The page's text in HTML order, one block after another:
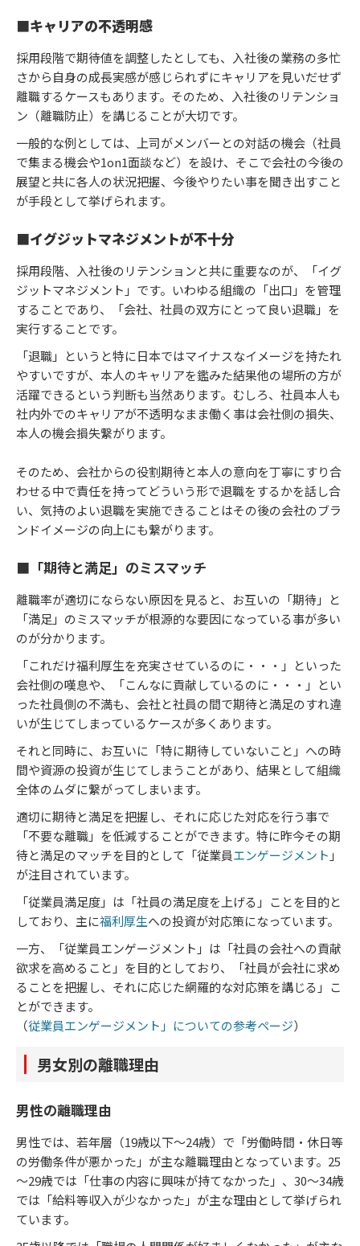
■キャリアの不透明感
採用段階で期待値を調整したとしても、入社後の業務の多忙
さから自身の成長実感が感じられずにキャリアを見いだせず
離職するケースもあります。そのため、入社後のリテンショ
ン（離職防止）を講じることが大切です。
一般的な例としては、上司がメンバーとの対話の機会（社員
で集まる機会や1on1面談など）を設け、そこで会社の今後の
展望と共に各人の状況把握、今後やりたい事を聞き出すこと
が手段として挙げられます。
■イグジットマネジメントが不十分
採用段階、入社後のリテンションと共に重要なのが、「イグ
ジットマネジメント」です。いわゆる組織の「出口」を管理
することであり、「会社、社員の双方にとって良い退職」を
実行することです。
「退職」というと特に日本ではマイナスなイメージを持たれ
やすいですが、本人のキャリアを鑑みた結果他の場所の方が
活躍できるという判断も当然あります。むしろ、社員本人も
社内外でのキャリアが不透明なまま働く事は会社側の損失、
本人の機会損失繋がります。
そのため、会社からの役割期待と本人の意向を丁寧にすり合
わせる中で責任を持ってどういう形で退職をするかを話し合
い、気持のよい退職を実施できることはその後の会社のブラ
ンドイメージの向上にも繋がります。
■「期待と満足」のミスマッチ
離職率が適切にならない原因を見ると、お互いの「期待」と
「満足」のミスマッチが根源的な要因になっている事が多い
のが分かります。
「これだけ福利厚生を充実させているのに・・・」といった
会社側の嘆息や、「こんなに貢献しているのに・・・」とい
った社員側の不満も、会社と社員の間で期待と満足のすれ違
いが生じてしまっているケースが多くあります。
それと同時に、お互いに「特に期待していないこと」への時
間や資源の投資が生じてしまうことがあり、結果として組織
全体のムダに繋がってしまいます。
適切に期待と満足を把握し、それに応じた対応を行う事で
「不要な離職」を低減することができます。特に昨今その期
待と満足のマッチを目的として「従業員エンゲージメント 」
が注目されています。
「従業員満足度」は「社員の満足度を上げる」ことを目的と
しており、主に福利厚生への投資が対応策になっています。
一方、「従業員エンゲージメント」は「社員の会社への貢献
欲求を高めること」を目的としており、「社員が会社に求め
ることを把握し、それに応じた網羅的な対応策を講じる」こ
とができます。
（従業員エンゲージメント」についての参考ページ）
男女別の離職理由
男性の離職理由
男性では、若年層（19歳以下～24歳）で「労働時間・休日等
の労働条件が悪かった」が主な離職理由となっています。25
～29歳では「仕事の内容に興味が持てなかった」、30～34歳
では「給料等収入が少なかった」が主な理由として挙げられ
ています。